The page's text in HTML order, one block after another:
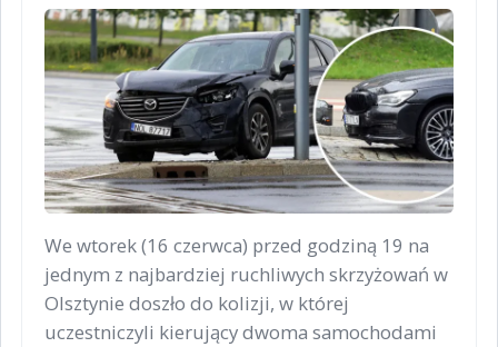
We wtorek (16 czerwca) przed godziną 19 na
jednym z najbardziej ruchliwych skrzyżowań w
Olsztynie doszło do kolizji, w której
uczestniczyli kierujący dwoma samochodami